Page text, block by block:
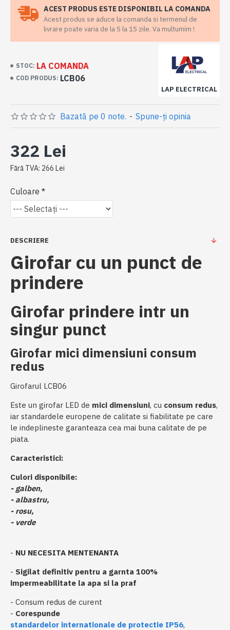
ACEST PRODUS ESTE DISPONIBIL LA COMANDA
Acest produs se aduce la comanda si termenul de
livrare poate varia de la 5 la 15 zile. Va multumim !
STOC: LA COMANDA
COD PRODUS: LCB06
LAP ELECTRICAL
Bazată pe 0 note. - Spune-ţi opinia
322 Lei
Fără TVA: 266 Lei
Culoare
DESCRIERE
Girofar cu un punct de
prindere
Girofar prindere intr un
singur punct
Girofar mici dimensiuni consum
redus
Girofarul LCB06
Este un girofar LED de mici dimensiuni, cu consum redus,
iar standardele europene de calitate si fiabilitate pe care
le indeplineste garanteaza cea mai buna calitate de pe
piata.
Caracteristici:
Culori disponibile:
- galben,
- albastru,
- rosu,
- verde
- NU NECESITA MENTENANTA
- Sigilat definitiv pentru a garnta 100%
impermeabilitate la apa si la praf
- Consum redus de curent
- Corespunde
standardelor internationale de protectie IP56,